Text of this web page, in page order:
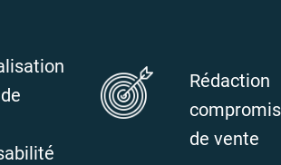
Rédaction
compromis
de vente